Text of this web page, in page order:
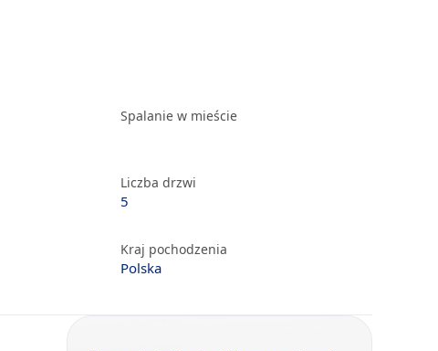
Spalanie w mieście
Liczba drzwi
5
Kraj pochodzenia
Polska